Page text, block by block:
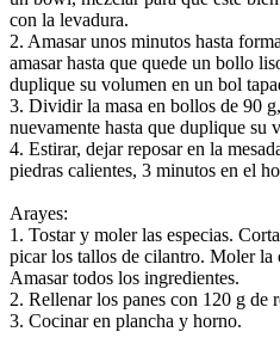
con la levadura.
2. Amasar unos minutos hasta
amasar hasta que quede un bollo
duplique su volumen en un bol
3. Dividir la masa en bollos de 90
nuevamente hasta que duplique su
4. Estirar, dejar reposar en la
piedras calientes, 3 minutos en el
Arayes:
1. Tostar y moler las especias.
picar los tallos de cilantro. Moler la
Amasar todos los ingredientes.
2. Rellenar los panes con 120 g de
3. Cocinar en plancha y horno.